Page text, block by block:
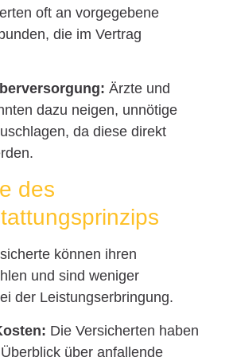
oft an vorgegebene
die im Vertrag
Ärzte und
dazu neigen, unnötige
da diese direkt
des
können ihren
und sind weniger
der Leistungserbringung.
Die Versicherten haben
über anfallende